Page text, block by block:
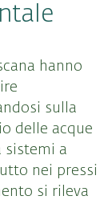
hanno
sulla
delle acque
sistemi a
nei pressi
si rileva